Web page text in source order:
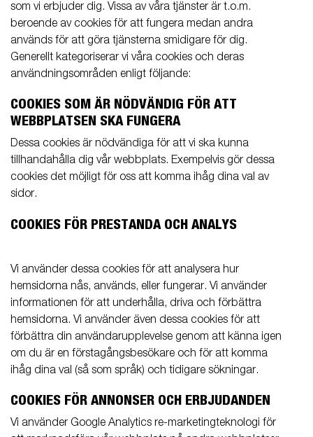
som vi erbjuder dig. Vissa av våra tjänster är t.o.m.
beroende av cookies för att fungera medan andra
används för att göra tjänsterna smidigare för dig.
Generellt kategoriserar vi våra cookies och deras
användningsområden enligt följande:
COOKIES SOM ÄR NÖDVÄNDIG FÖR ATT
WEBBPLATSEN SKA FUNGERA
Dessa cookies är nödvändiga för att vi ska kunna
tillhandahålla dig vår webbplats. Exempelvis gör dessa
cookies det möjligt för oss att komma ihåg dina val av
sidor.
COOKIES FÖR PRESTANDA OCH ANALYS
Vi använder dessa cookies för att analysera hur
hemsidorna nås, används, eller fungerar. Vi använder
informationen för att underhålla, driva och förbättra
hemsidorna. Vi använder även dessa cookies för att
förbättra din användarupplevelse genom att känna igen
om du är en förstagångsbesökare och för att komma
ihåg dina val (så som språk) och tidigare sökningar.
COOKIES FÖR ANNONSER OCH ERBJUDANDEN
Vi använder Google Analytics re-marketingteknologi för